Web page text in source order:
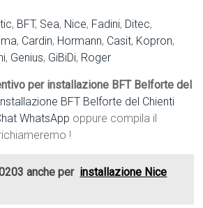
, BFT, Sea, Nice, Fadini, Ditec,
, Cardin, Hormann, Casit, Kopron,
, Genius, GiBiDi, Roger
per installazione BFT Belforte del
BFT Belforte del Chienti
WhatsApp oppure compila il
!
anche per installazione Nice